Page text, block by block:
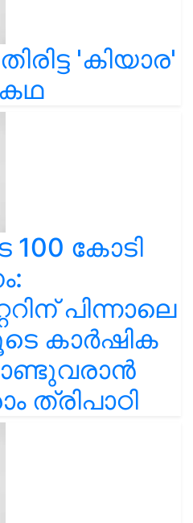
'കിയാര'
കോടി
പിന്നാലെ
കാർഷിക
ത്രിപാഠി